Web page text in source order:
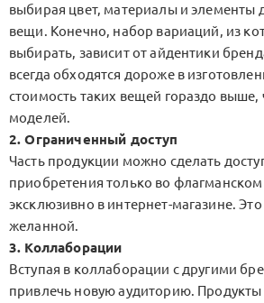
выбирая цвет, материалы и элементы
вещи. Конечно, набор вариаций, из
выбирать, зависит от айдентики
всегда обходятся дороже в
стоимость таких вещей гораздо выше,
моделей.
2. Ограниченный доступ
Часть продукции можно сделать
приобретения только во флагманском
эксклюзивно в интернет-магазине.
желанной.
3. Коллаборации
Вступая в коллаборации с другими
привлечь новую аудиторию.